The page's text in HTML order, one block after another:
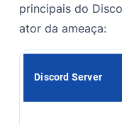
principais do
ator da ameaça:
Discord Server